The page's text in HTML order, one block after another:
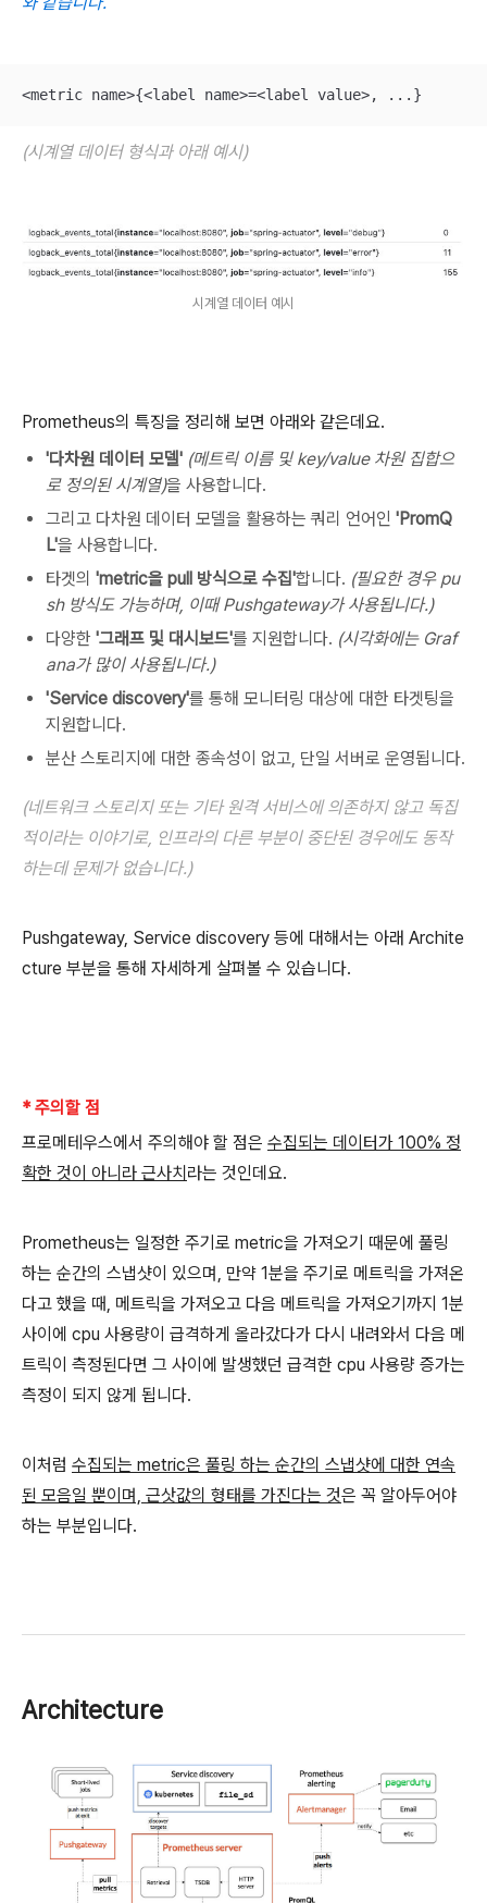
<metric name>{<label name>=<label value>, ...}
(시계열 데이터 형식과 아래 예시)
시계열 데이터 예시
Prometheus의 특징을 정리해 보면 아래와 같은데요.
'다차원 데이터 모델' (메트릭 이름 및 key/value 차원 집합으
로 정의된 시계열)을 사용합니다.
그리고 다차원 데이터 모델을 활용하는 쿼리 언어인 'PromQ
L'을 사용합니다.
타겟의 'metric을 pull 방식으로 수집'합니다. (필요한 경우 pu
sh 방식도 가능하며, 이때 Pushgateway가 사용됩니다.)
다양한 '그래프 및 대시보드'를 지원합니다. (시각화에는 Graf
ana가 많이 사용됩니다.)
'Service discovery'를 통해 모니터링 대상에 대한 타겟팅을
지원합니다.
분산 스토리지에 대한 종속성이 없고, 단일 서버로 운영됩니다.
(네트워크 스토리지 또는 기타 원격 서비스에 의존하지 않고 독집
적이라는 이야기로, 인프라의 다른 부분이 중단된 경우에도 동작
하는데 문제가 없습니다.)
Pushgateway, Service discovery 등에 대해서는 아래 Archite
cture 부분을 통해 자세하게 살펴볼 수 있습니다.
* 주의할 점
프로메테우스에서 주의해야 할 점은 수집되는 데이터가 100% 정
확한 것이 아니라 근사치 라는 것인데요.
Prometheus는 일정한 주기로 metric을 가져오기 때문에 풀링
하는 순간의 스냅샷이 있으며, 만약 1분을 주기로 메트릭을 가져온
다고 했을 때, 메트릭을 가져오고 다음 메트릭을 가져오기까지 1분
사이에 cpu 사용량이 급격하게 올라갔다가 다시 내려와서 다음 메
트릭이 측정된다면 그 사이에 발생했던 급격한 cpu 사용량 증가는
측정이 되지 않게 됩니다.
이처럼 수집되는 metric은 풀링 하는 순간의 스냅샷에 대한 연속
된 모음일 뿐이며, 근삿값의 형태를 가진다는 것은 꼭 알아두어야
하는 부분입니다.
Architecture